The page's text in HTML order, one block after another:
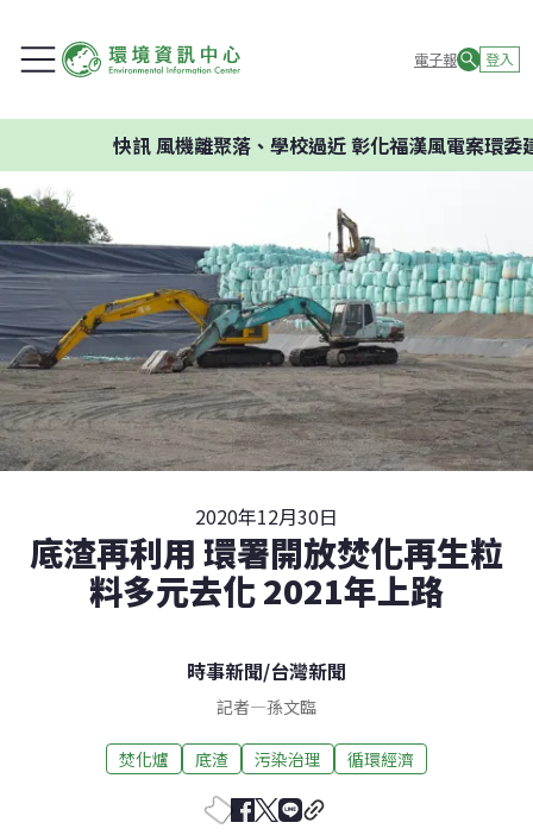
電子報 登入
風機離聚落、學校過近 彰化福漢風電案環委建議不應開
2020年12月30日
底渣再利用 環署開放焚化再生粒
料多元去化 2021年上路
時事新聞/台灣新聞
記者—孫文臨
焚化爐 底渣 污染治理 循環經濟